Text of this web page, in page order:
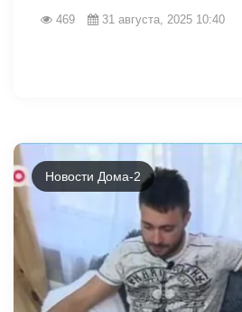
469 31 августа, 2025 10:40
Новости Дома-2